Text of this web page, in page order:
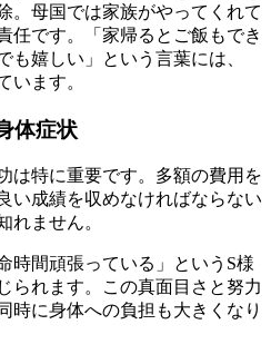
。母国では家族がやってくれて
任です。「家帰るとご飯もでき
も嬉しい」という言葉には、
います。
体症状
は特に重要です。多額の費用を
い成績を収めなければならない
れません。
時間頑張っている」というS様
られます。この真面目さと努力
時に身体への負担も大きくなり